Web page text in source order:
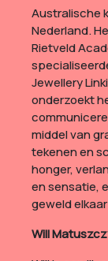
Australische
Nederland.
Rietveld
Jewellery
onderzoekt
middel van
tekenen en
honger,
en sensatie,
geweld
Will